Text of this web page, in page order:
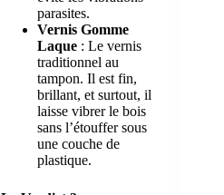
parasites.
Vernis Gomme
Laque: Le vernis
traditionnel au
tampon. Il est fin,
brillant, et surtout, il
laisse vibrer le bois
sans l’étouffer sous
une couche de
plastique.